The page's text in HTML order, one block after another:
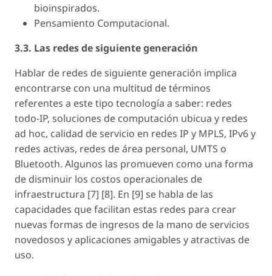
bioinspirados.
Pensamiento Computacional.
3.3. Las redes de siguiente generación
Hablar de redes de siguiente generación implica
encontrarse con una multitud de términos
referentes a este tipo tecnología a saber: redes
todo-IP, soluciones de computación ubicua y redes
ad hoc, calidad de servicio en redes IP y MPLS, IPv6 y
redes activas, redes de área personal, UMTS o
Bluetooth. Algunos las promueven como una forma
de disminuir los costos operacionales de
infraestructura [7] [8]. En [9] se habla de las
capacidades que facilitan estas redes para crear
nuevas formas de ingresos de la mano de servicios
novedosos y aplicaciones amigables y atractivas de
uso.